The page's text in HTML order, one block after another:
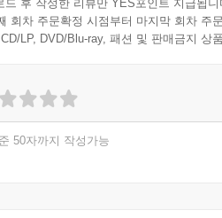
드 후 작성한 리뷰만 YES포인트 지급됩니
회차 주문확정 시점부터 마지막 회차 주
LP, DVD/Blu-ray, 패션 및 판매금지 상
50자까지 작성가능